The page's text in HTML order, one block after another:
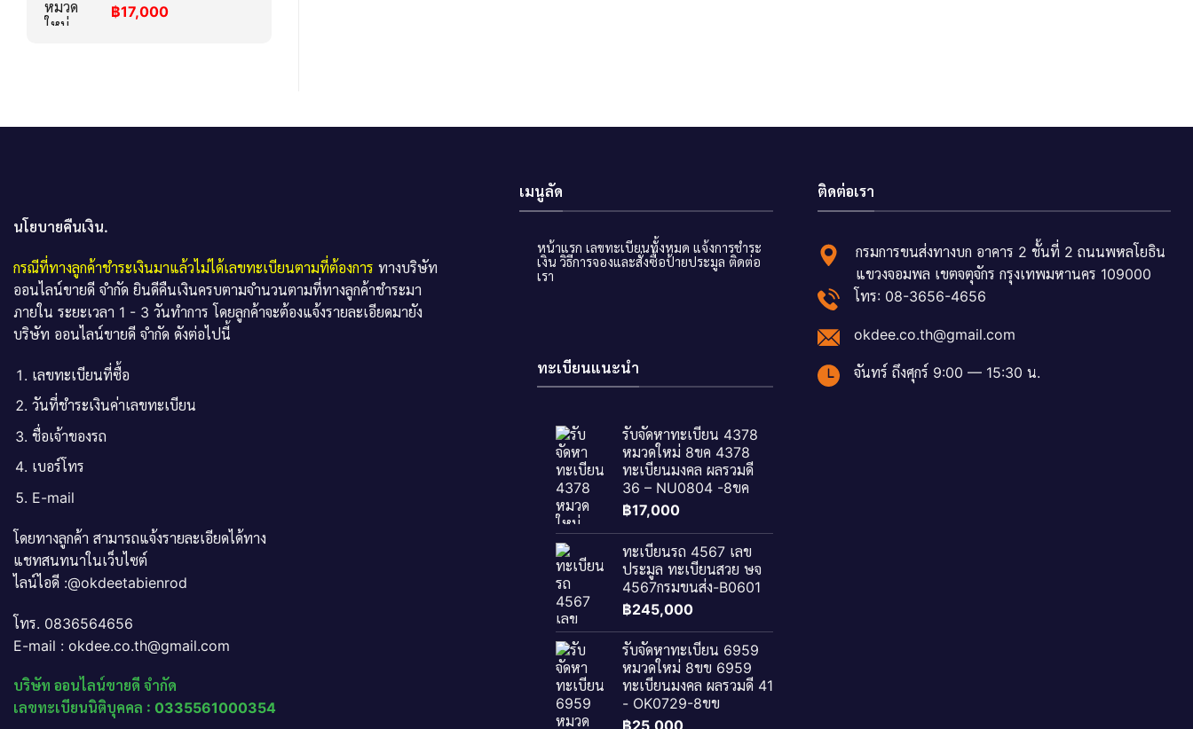
฿17,000
นโยบายคืนเงิน.
กรณีที่ทางลูกค้าชำระเงินมาแล้วไม่ได้เลขทะเบียนตามที่ต้องการ ทางบริษัท
ออนไลน์ขายดี จำกัด ยินดีคืนเงินครบตามจำนวนตามที่ทางลูกค้าชำระมา
ภายใน ระยะเวลา 1 - 3 วันทำการ โดยลูกค้าจะต้องแจ้งรายละเอียดมายัง
บริษัท ออนไลน์ขายดี จำกัด ดังต่อไปนี้
เลขทะเบียนที่ซื้อ
วันที่ชำระเงินค่าเลขทะเบียน
ชื่อเจ้าของรถ
เบอร์โทร
E-mail
โดยทางลูกค้า สามารถแจ้งรายละเอียดได้ทาง
แชทสนทนาในเว็บไซต์
ไลน์ไอดี :@okdeetabienrod
โทร. 0836564656
E-mail : okdee.co.th@gmail.com
บริษัท ออนไลน์ขายดี จำกัด
เลขทะเบียนนิติบุคคล : 0335561000354
เมนูลัด
หน้าแรก เลขทะเบียนทั้งหมด แจ้งการชำระ
เงิน วิธีการจองและสั่งซื้อป้ายประมูล ติดต่อ
เรา
ทะเบียนแนะนำ
รับจัดหาทะเบียน 4378
หมวดใหม่ 8ขค 4378
ทะเบียนมงคล ผลรวมดี
36 – NU0804 -8ขค
฿17,000
ทะเบียนรถ 4567 เลข
ประมูล ทะเบียนสวย ษจ
4567กรมขนส่ง-B0601
฿245,000
รับจัดหาทะเบียน 6959
หมวดใหม่ 8ขข 6959
ทะเบียนมงคล ผลรวมดี 41
- OK0729-8ขข
ติดต่อเรา
กรมการขนส่งทางบก อาคาร 2 ชั้นที่ 2 ถนนพหลโยธิน
แขวงจอมพล เขตจตุจักร กรุงเทพมหานคร 109000
โทร: 08-3656-4656
okdee.co.th@gmail.com
จันทร์ ถึงศุกร์ 9:00 — 15:30 น.